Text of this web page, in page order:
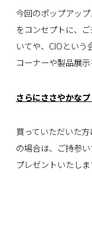
今回のポップアッ
をコンセプトに、
いてや、CIOとい
コーナーや製品展示
さらにささやかな
買っていただいた
の場合は、ご持参
プレゼントいたしま